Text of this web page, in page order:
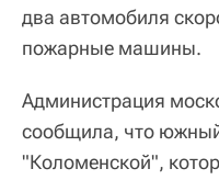
два автомобиля
пожарные машины.
Администрация
сообщила, что
"Коломенской",